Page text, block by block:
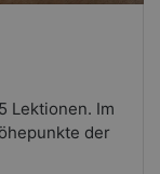
Lektionen. Im
der